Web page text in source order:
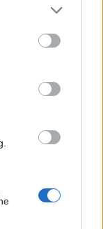
more Google
may click to
party tags to
below Google
Iwona
, czyli
węglem?
blogu